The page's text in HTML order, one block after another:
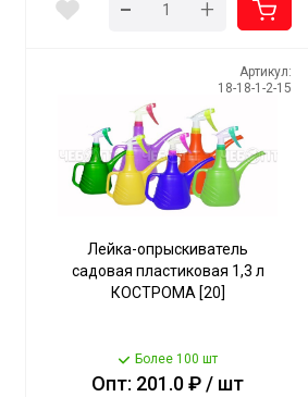
+
Артикул:
18-18-1-2-15
Лейка-опрыскиватель
садовая пластиковая 1,3 л
КОСТРОМА [20]
Более 100 шт
Опт: 201.0 ₽ / шт